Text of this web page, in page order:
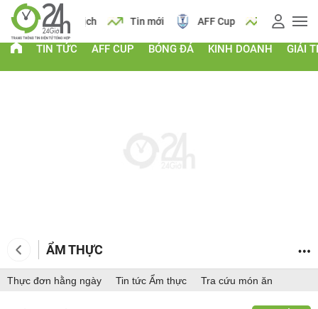
Lịch Tin mới AFF Cup Giá vàng
TIN TỨC AFF CUP BÓNG ĐÁ KINH DOANH GIẢI
ẨM THỰC
Thực đơn hằng ngày Tin tức Ẩm thực Tra cứu món ăn